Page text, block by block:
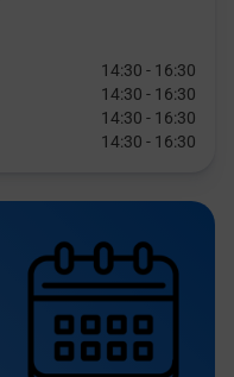
14:30 - 16:30
14:30 - 16:30
14:30 - 16:30
14:30 - 16:30